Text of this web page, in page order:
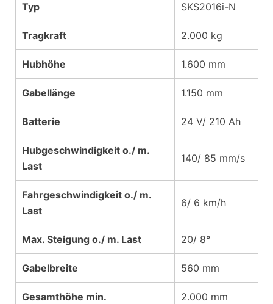
Typ SKS2016i-N
Tragkraft 2.000 kg
Hubhöhe 1.600 mm
Gabellänge 1.150 mm
Batterie 24 V/ 210 Ah
Hubgeschwindigkeit o./ m.
Last
140/ 85 mm/s
Fahrgeschwindigkeit o./ m.
Last
6/ 6 km/h
Max. Steigung o./ m. Last 20/ 8°
Gabelbreite 560 mm
Gesamthöhe min. 2.000 mm